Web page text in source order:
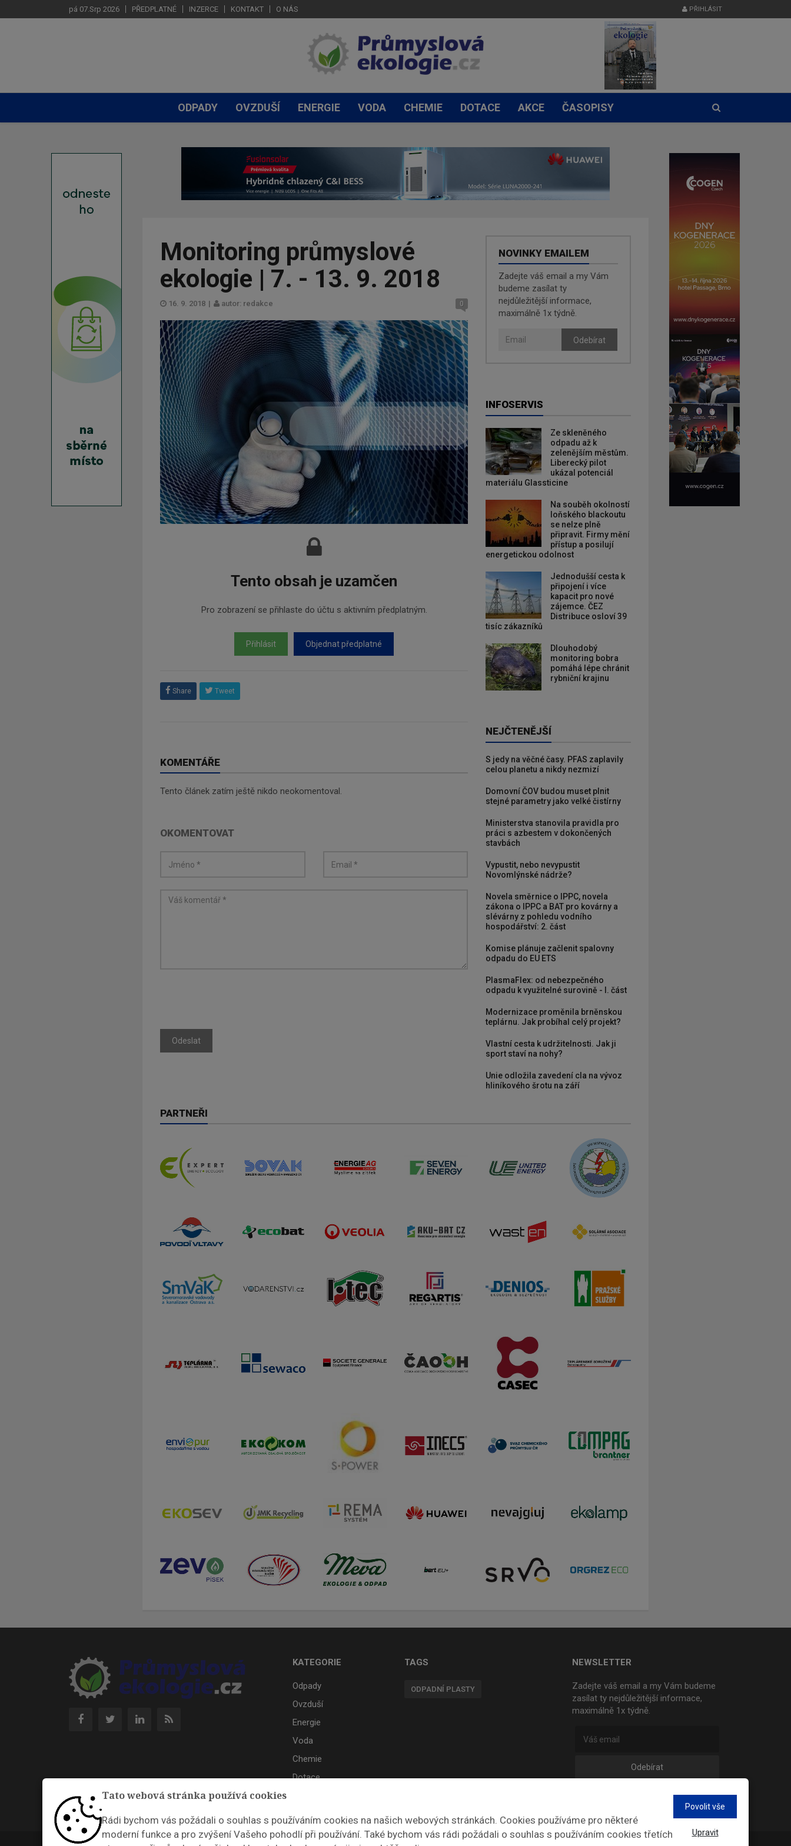
Tato webová stránka používá cookies
Rádi bychom vás požádali o souhlas s používáním cookies na našich webových stránkách. Cookies používáme pro některé
moderní funkce a pro zvýšení Vašeho pohodlí při používání. Také bychom vás rádi požádali o souhlas s používáním cookies třetích
Povolit vše
Upravit
pá 07.Srp 2026 PŘEDPLATNÉ INZERCE KONTAKT O NÁS PŘIHLÁSIT
ODPADY OVZDUŠÍ ENERGIE VODA CHEMIE DOTACE AKCE ČASOPISY
Monitoring průmyslové
ekologie | 7. - 13. 9. 2018
16. 9. 2018 | autor: redakce 0
Tento obsah je uzamčen
Pro zobrazení se přihlaste do účtu s aktivním předplatným.
Přihlásit Objednat předplatné
Share Tweet
KOMENTÁŘE
Tento článek zatím ještě nikdo neokomentoval.
OKOMENTOVAT
Odeslat
NOVINKY EMAILEM
Zadejte váš email a my Vám
budeme zasílat ty
nejdůležitější informace,
maximálně 1x týdně.
Odebírat
INFOSERVIS
Ze skleněného
odpadu až k
zelenějším městům.
Liberecký pilot
ukázal potenciál
materiálu Glassticine
Na souběh okolností
loňského blackoutu
se nelze plně
připravit. Firmy mění
přístup a posilují
energetickou odolnost
Jednodušší cesta k
připojení i více
kapacit pro nové
zájemce. ČEZ
Distribuce osloví 39
tisíc zákazníků
Dlouhodobý
monitoring bobra
pomáhá lépe chránit
rybniční krajinu
NEJČTENĚJŠÍ
S jedy na věčné časy. PFAS zaplavily
celou planetu a nikdy nezmizí
Domovní ČOV budou muset plnit
stejné parametry jako velké čistírny
Ministerstva stanovila pravidla pro
práci s azbestem v dokončených
stavbách
Vypustit, nebo nevypustit
Novomlýnské nádrže?
Novela směrnice o IPPC, novela
zákona o IPPC a BAT pro kovárny a
slévárny z pohledu vodního
hospodářství: 2. část
Komise plánuje začlenit spalovny
odpadu do EU ETS
PlasmaFlex: od nebezpečného
odpadu k využitelné surovině - I. část
Modernizace proměnila brněnskou
teplárnu. Jak probíhal celý projekt?
Vlastní cesta k udržitelnosti. Jak ji
sport staví na nohy?
Unie odložila zavedení cla na vývoz
hliníkového šrotu na září
PARTNEŘI
KATEGORIE
Odpady
Ovzduší
Energie
Voda
Chemie
Dotace
TAGS
ODPADNÍ PLASTY
NEWSLETTER
Zadejte váš email a my Vám budeme
zasílat ty nejdůležitější informace,
maximálně 1x týdně.
Odebírat